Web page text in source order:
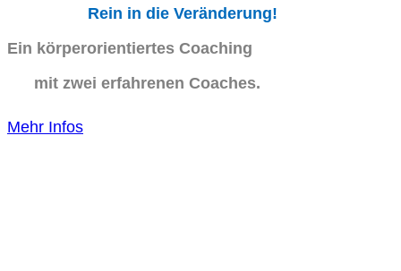
Rein in die Veränderung!
Ein körperorientiertes Coaching
mit zwei erfahrenen Coaches.
Mehr Infos